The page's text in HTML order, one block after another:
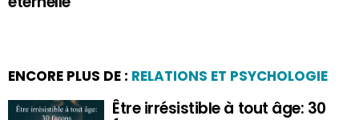
ENCORE PLUS DE : RELATIONS ET PSYCHOLOGIE
Être irrésistible à tout âge: 30